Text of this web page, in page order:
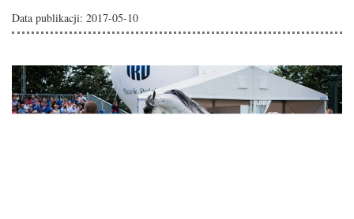
Data publikacji: 2017-05-10